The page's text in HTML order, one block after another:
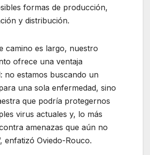
formas de producción,
y distribución.
camino es largo, nuestro
ofrece una ventaja
no estamos buscando un
una sola enfermedad, sino
que podría protegernos
virus actuales y, lo más
amenazas que aún no
enfatizó Oviedo-Rouco.